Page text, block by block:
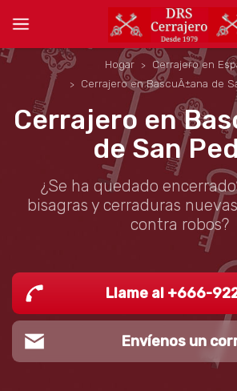
Hogar
Cerrajero en
Cerrajero en BascuÃ±ana de
Cerrajero en
de San
¿Se ha quedado
bisagras y cerraduras
contra robos?
Llame al +666-
Envíenos un